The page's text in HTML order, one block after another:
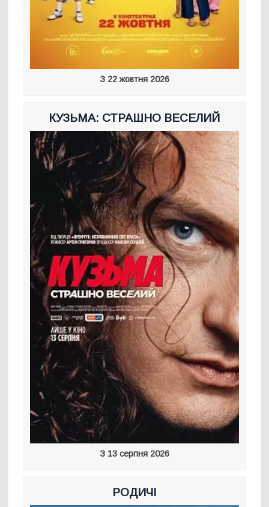
З 22 жовтня 2026
КУЗЬМА: СТРАШНО ВЕСЕЛИЙ
З 13 серпня 2026
РОДИЧІ